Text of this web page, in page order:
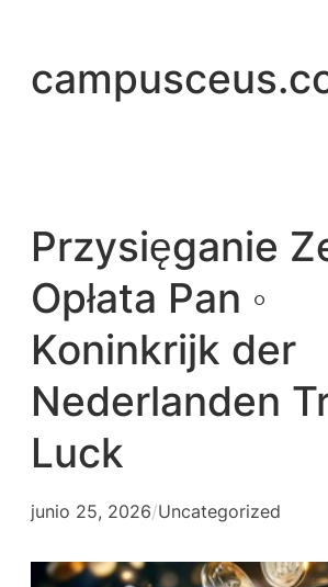
contenido
Przysięganie
Opłata Pan ◦
Koninkrijk der
Nederlanden
Luck
junio 25, 2026/Uncategorized